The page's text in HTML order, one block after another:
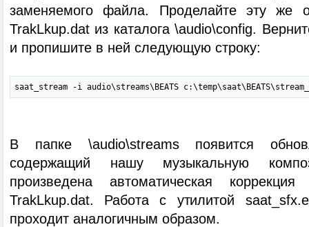
заменяемого файла. Проделайте эту
TrakLkup.dat из каталога \audio\config.
и пропишите в ней следующую строку:
saat_stream -i audio\streams\BEATS
В папке \audio\streams появится
содержащий нашу музыкальную
произведена автоматическая
TrakLkup.dat. Работа с утилитой
проходит аналогичным образом.